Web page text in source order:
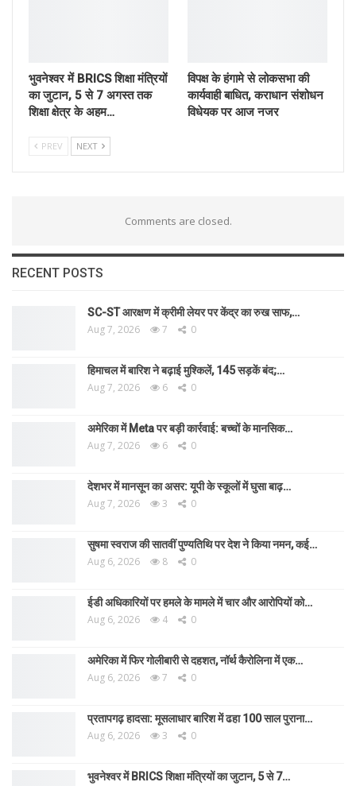
भुवनेश्वर में BRICS शिक्षा मंत्रियों
का जुटान, 5 से 7 अगस्त तक
शिक्षा क्षेत्र के अहम…
विपक्ष के हंगामे से लोकसभा की
कार्यवाही बाधित, कराधान संशोधन
विधेयक पर आज नजर
PREV NEXT
Comments are closed.
RECENT POSTS
SC-ST आरक्षण में क्रीमी लेयर पर केंद्र का रुख साफ,…
Aug 7, 2026 7 0
हिमाचल में बारिश ने बढ़ाई मुश्किलें, 145 सड़कें बंद;…
Aug 7, 2026 6 0
अमेरिका में Meta पर बड़ी कार्रवाई: बच्चों के मानसिक…
Aug 7, 2026 6 0
देशभर में मानसून का असर: यूपी के स्कूलों में घुसा बाढ़…
Aug 7, 2026 3 0
सुषमा स्वराज की सातवीं पुण्यतिथि पर देश ने किया नमन, कई…
Aug 6, 2026 8 0
ईडी अधिकारियों पर हमले के मामले में चार और आरोपियों को…
Aug 6, 2026 4 0
अमेरिका में फिर गोलीबारी से दहशत, नॉर्थ कैरोलिना में एक…
Aug 6, 2026 7 0
प्रतापगढ़ हादसा: मूसलाधार बारिश में ढहा 100 साल पुराना…
Aug 6, 2026 3 0
भुवनेश्वर में BRICS शिक्षा मंत्रियों का जुटान, 5 से 7…